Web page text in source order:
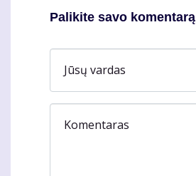
Palikite savo komentarą
Jūsų vardas
Komentaras